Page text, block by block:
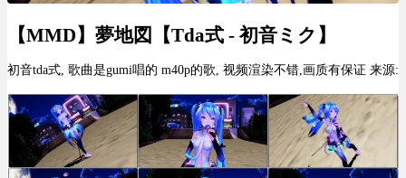
【MMD】夢地図【Tda式 - 初音ミク】
初音tda式, 歌曲是gumi唱的 m40p的歌, 视频渲染不错,画质有保证 来源: